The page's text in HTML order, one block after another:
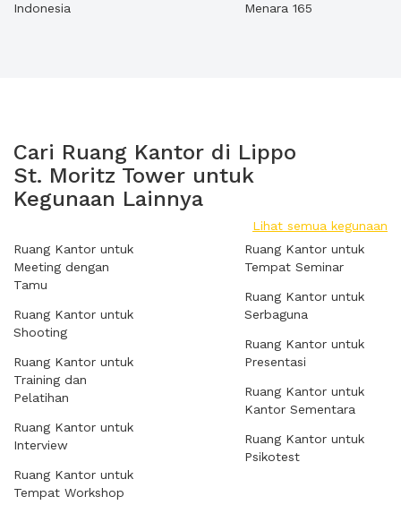
Indonesia
Menara 165
Cari Ruang Kantor di Lippo
St. Moritz Tower untuk
Kegunaan Lainnya
Lihat semua kegunaan
Ruang Kantor untuk
Meeting dengan
Tamu
Ruang Kantor untuk
Shooting
Ruang Kantor untuk
Training dan
Pelatihan
Ruang Kantor untuk
Interview
Ruang Kantor untuk
Tempat Workshop
Ruang Kantor untuk
Tempat Seminar
Ruang Kantor untuk
Serbaguna
Ruang Kantor untuk
Presentasi
Ruang Kantor untuk
Kantor Sementara
Ruang Kantor untuk
Psikotest